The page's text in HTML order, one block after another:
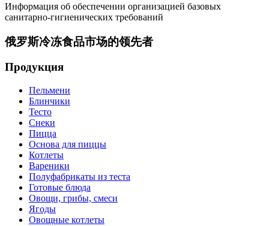
Информация об обеспечении организацией базовых
санитарно-гигиенических требований
俄罗斯冷冻食品市场的领先者
Продукция
Пельмени
Блинчики
Тесто
Снеки
Пицца
Основа для пиццы
Котлеты
Вареники
Полуфабрикаты из теста
Готовые блюда
Овощи, грибы, смеси
Ягоды
Овощные котлеты